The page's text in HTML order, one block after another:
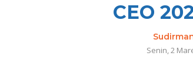
CEO
Senin, 2